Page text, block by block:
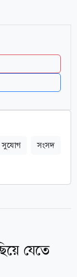
সুযোগ সংসদ
যেতে